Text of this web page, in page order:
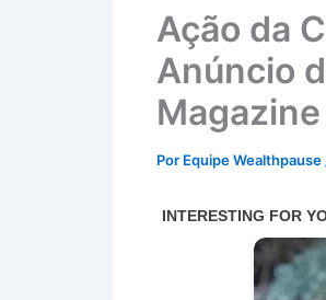
Ação da
Anúncio
Por Equipe Wealthpause